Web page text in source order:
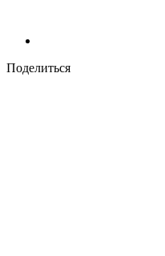
Поделиться